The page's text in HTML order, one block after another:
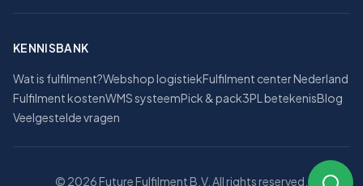
KENNISBANK
Wat is fulfilment?Webshop logistiekFulfilment center Nederland
Fulfilment kostenWMS systeemPick & pack3PL betekenisBlog
Veelgestelde vragen
© 2026 Future Fulfilment B.V. All rights reserved.